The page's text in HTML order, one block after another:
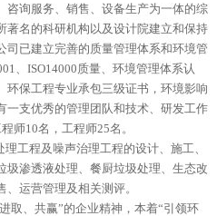
咨询服务、销售、设备生产为一体的综
著名的科研机构以及设计院建立和保持
司已建立完善的质量管理体系和环境管
、ISO14000质量、环境管理体系认
环保工程专业承包三级证书，环境影响
一支优秀的管理团队和技术、研发工作
师10名，工程师25名。
工程及噪声治理工程的设计、施工、
圾渗透液处理、餐厨垃圾处理、生态改
运营管理及相关测评。
取、共赢”的企业精神，本着“引领环